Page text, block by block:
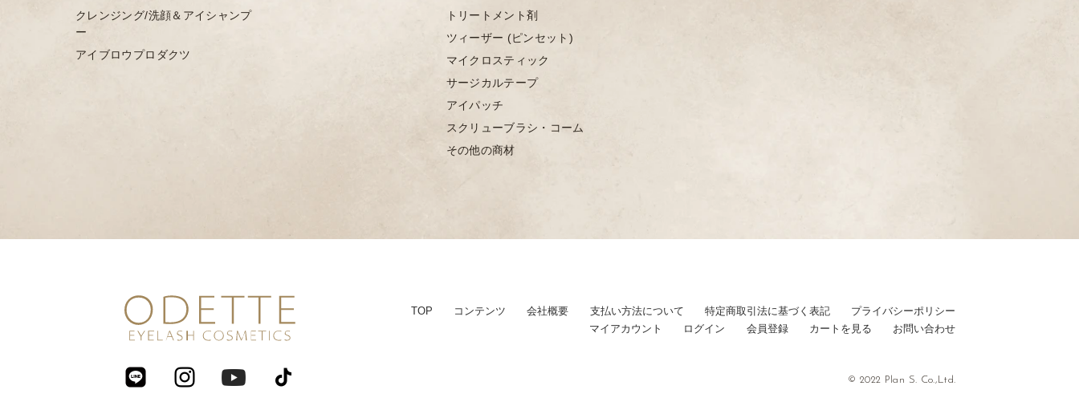
クレンジング/洗顔＆アイシャンプ
ー
アイブロウプロダクツ
トリートメント剤
ツィーザー (ピンセット)
マイクロスティック
サージカルテープ
アイパッチ
スクリューブラシ・コーム
その他の商材
TOP コンテンツ 会社概要 ⽀払い⽅法について 特定商取引法に基づく表記
プライバシーポリシー
マイアカウント
ログイン 会員登録 カートを見る お問い合わせ
© 2022 Plan S. Co.,Ltd.